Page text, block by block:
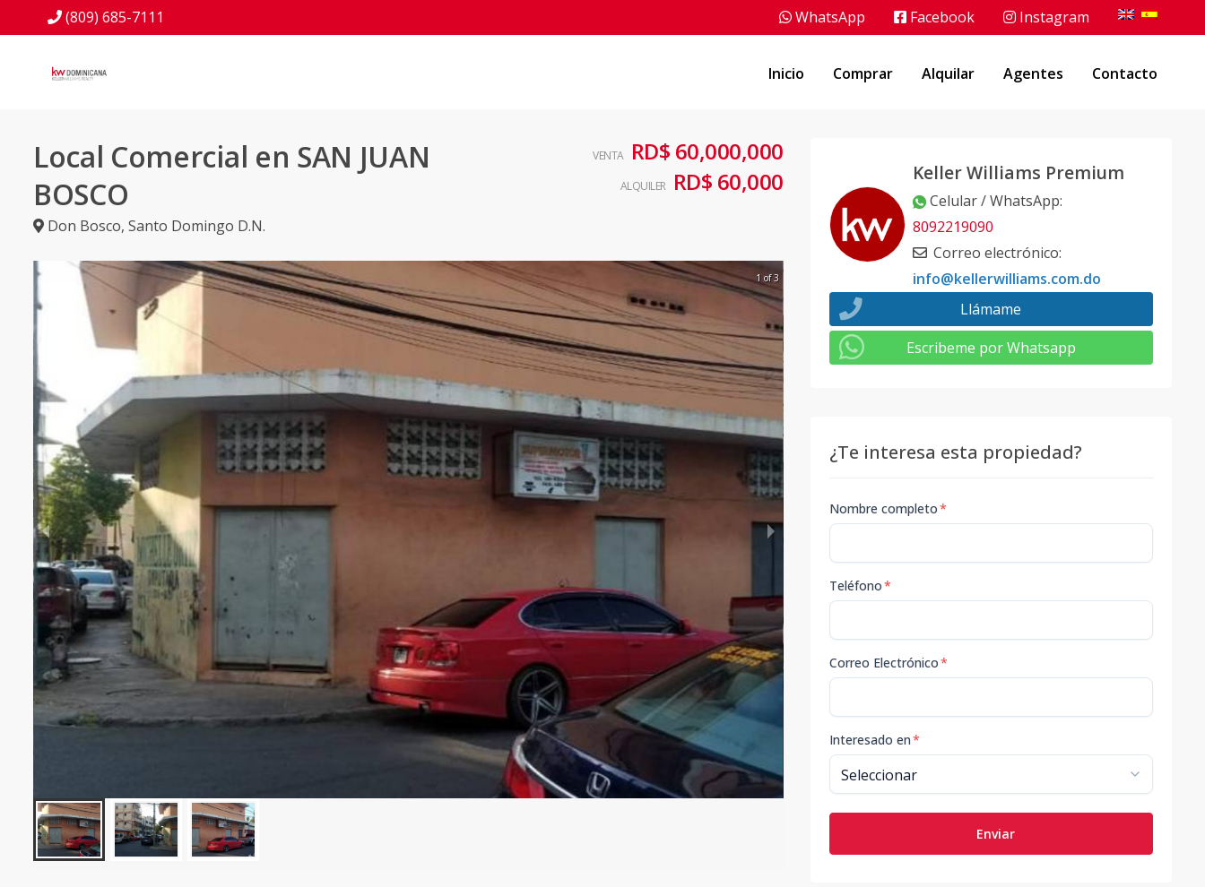
(809) 685-7111 WhatsApp Facebook Instagram
Inicio Comprar Alquilar Agentes Contacto
Local Comercial en SAN JUAN
BOSCO
Don Bosco, Santo Domingo D.N.
VENTA RD$ 60,000,000
ALQUILER RD$ 60,000
1 of 3
Keller Williams Premium
Celular / WhatsApp:
8092219090
Correo electrónico:
info@kellerwilliams.com.do
Llámame
Escribeme por Whatsapp
¿Te interesa esta propiedad?
Nombre completo*
Teléfono*
Correo Electrónico*
Interesado en*
Enviar